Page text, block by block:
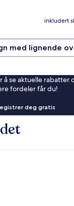
inkludert
med lignende
å se aktuelle rabatter
fordeler får du!
deg gratis